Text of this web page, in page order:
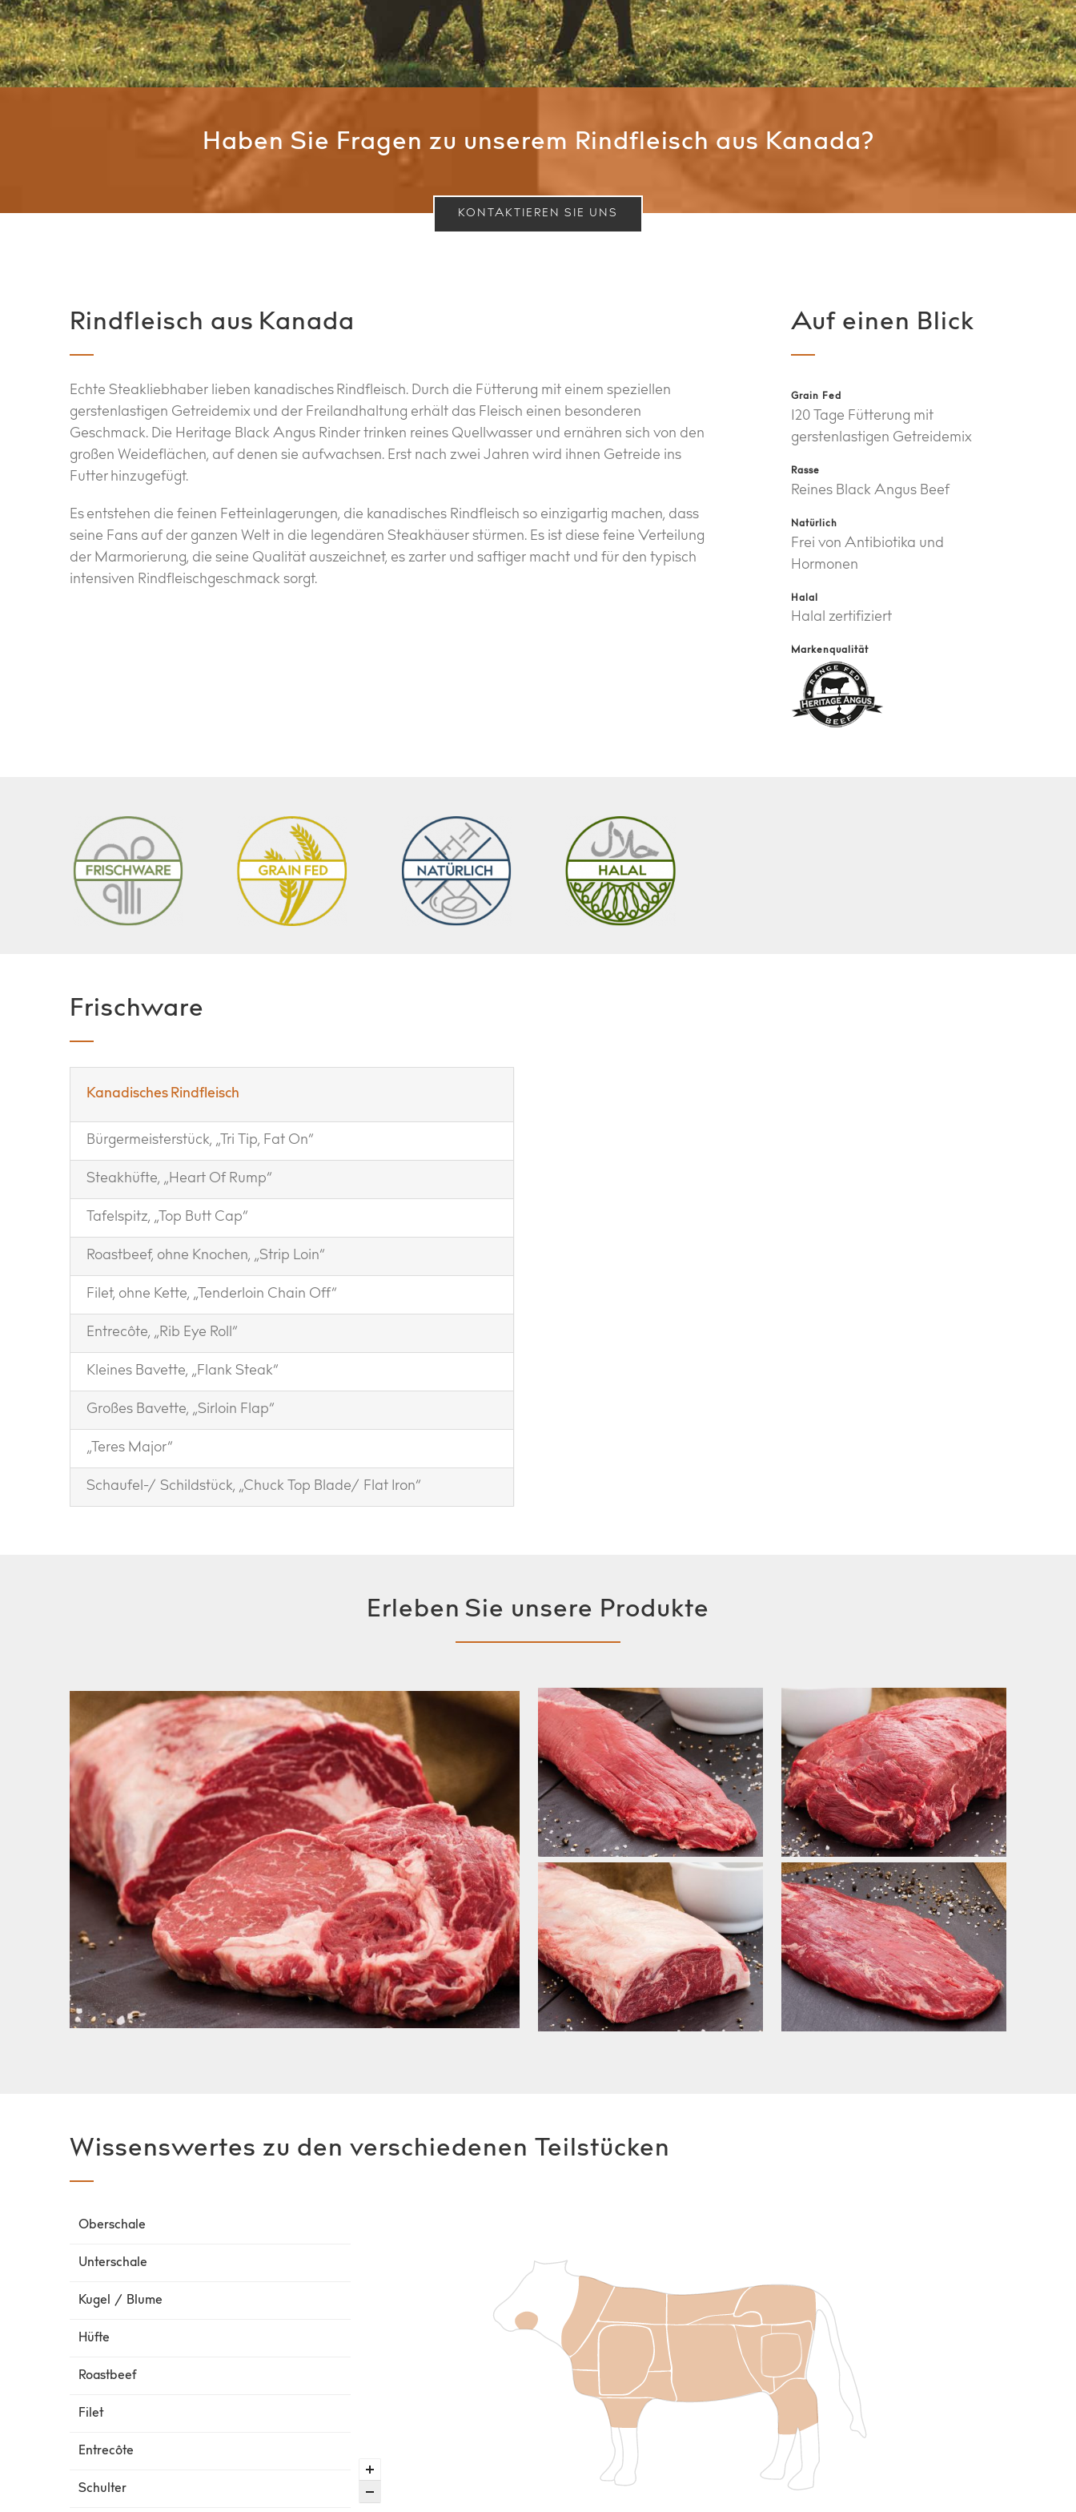
Haben Sie Fragen zu unserem Rindfleisch aus Kanada?
KONTAKTIEREN SIE UNS
Rindfleisch aus Kanada
Echte Steakliebhaber lieben kanadisches Rindfleisch. Durch die Fütterung mit einem speziellen
gerstenlastigen Getreidemix und der Freilandhaltung erhält das Fleisch einen besonderen
Geschmack. Die Heritage Black Angus Rinder trinken reines Quellwasser und ernähren sich von den
großen Weideflächen, auf denen sie aufwachsen. Erst nach zwei Jahren wird ihnen Getreide ins
Futter hinzugefügt.
Es entstehen die feinen Fetteinlagerungen, die kanadisches Rindfleisch so einzigartig machen, dass
seine Fans auf der ganzen Welt in die legendären Steakhäuser stürmen. Es ist diese feine Verteilung
der Marmorierung, die seine Qualität auszeichnet, es zarter und saftiger macht und für den typisch
intensiven Rindfleischgeschmack sorgt.
Auf einen Blick
Grain Fed
120 Tage Fütterung mit
gerstenlastigen Getreidemix
Rasse
Reines Black Angus Beef
Natürlich
Frei von Antibiotika und
Hormonen
Halal
Halal zertifiziert
Markenqualität
Frischware
Kanadisches Rindfleisch
Bürgermeisterstück, „Tri Tip, Fat On“
Steakhüfte, „Heart Of Rump“
Tafelspitz, „Top Butt Cap“
Roastbeef, ohne Knochen, „Strip Loin“
Filet, ohne Kette, „Tenderloin Chain Off“
Entrecôte, „Rib Eye Roll“
Kleines Bavette, „Flank Steak“
Großes Bavette, „Sirloin Flap“
„Teres Major“
Schaufel-/ Schildstück, „Chuck Top Blade/ Flat Iron“
Erleben Sie unsere Produkte
Wissenswertes zu den verschiedenen Teilstücken
Oberschale
Unterschale
Kugel / Blume
Hüfte
Roastbeef
Filet
Entrecôte
Schulter